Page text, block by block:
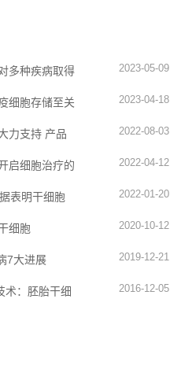
多种疾病取得
2023-05-09
细胞存储至关
2023-04-18
力支持 产品
2022-08-03
启细胞治疗的
2022-04-12
表明干细胞
2022-01-20
细胞 2020-10-12
7大进展 2019-12-21
术：胚胎干细
2016-12-05